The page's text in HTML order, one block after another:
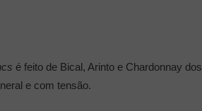
é feito de Bical, Arinto e Chardonnay dos
e com tensão.